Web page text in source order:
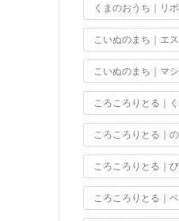
くまのおうち｜リ
こいぬのまち｜エ
こいぬのまち｜マ
ころころりとる｜
ころころりとる｜
ころころりとる｜
ころころりとる｜